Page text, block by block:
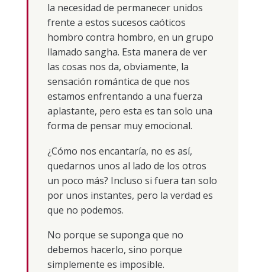
la necesidad de permanecer unidos
frente a estos sucesos caóticos
hombro contra hombro, en un grupo
llamado sangha. Esta manera de ver
las cosas nos da, obviamente, la
sensación romántica de que nos
estamos enfrentando a una fuerza
aplastante, pero esta es tan solo una
forma de pensar muy emocional.
¿Cómo nos encantaría, no es así,
quedarnos unos al lado de los otros
un poco más? Incluso si fuera tan solo
por unos instantes, pero la verdad es
que no podemos.
No porque se suponga que no
debemos hacerlo, sino porque
simplemente es imposible.